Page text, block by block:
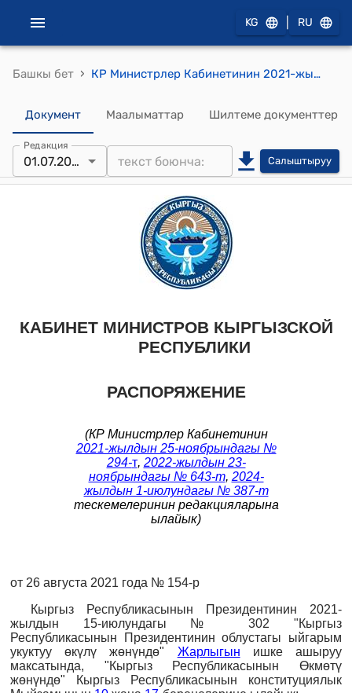
KG RU
Башкы бет › КР Министрлер Кабинетинин 2021-жылдын 26-августундагы N 154-т " Кыргыз Республикасынын Президентинин облустардагы ыйгарым укуктуу өкүлдөрүнүн аппарат түзүмдөрүн жана штаттык расписаниелерин бекитүү тууралуу" тескемеси
Документ Маалыматтар Шилтеме документтер
Редакция
01.07.2024 Салыштыруу